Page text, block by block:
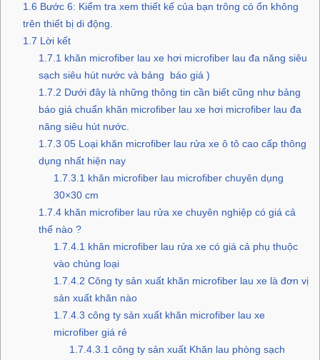
1.6 Bước 6: Kiểm tra xem thiết kế của bạn trông có ổn không
trên thiết bị di động.
1.7 Lời kết
1.7.1 khăn microfiber lau xe hơi microfiber lau đa năng siêu
sạch siêu hút nước và bảng báo giá )
1.7.2 Dưới đây là những thông tin cần biết cũng như bảng
báo giá chuẩn khăn microfiber lau xe hơi microfiber lau đa
năng siêu hút nước.
1.7.3 05 Loại khăn microfiber lau rửa xe ô tô cao cấp thông
dụng nhất hiện nay
1.7.3.1 khăn microfiber lau microfiber chuyên dụng
30×30 cm
1.7.4khăn microfiber lau rửa xe chuyên nghiệp có giá cả
thế nào ?
1.7.4.1 khăn microfiber lau rửa xe có giá cả phụ thuộc
vào chủng loại
1.7.4.2 Công ty sản xuất khăn microfiber lau xe là đơn vị
sản xuất khăn nào
1.7.4.3 công ty sản xuất khăn microfiber lau xe
microfiber giá rẻ
1.7.4.3.1 công ty sản xuất Khăn lau phòng sạch